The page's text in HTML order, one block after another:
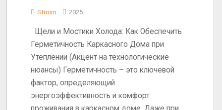
Stroim 2025
Щели и Мостики Холода: Как Обеспечить
Герметичность Каркасного Дома при
Утеплении (Акцент на технологические
нюансы) Герметичность – это ключевой
фактор, определяющий
энергоэффективность и комфорт